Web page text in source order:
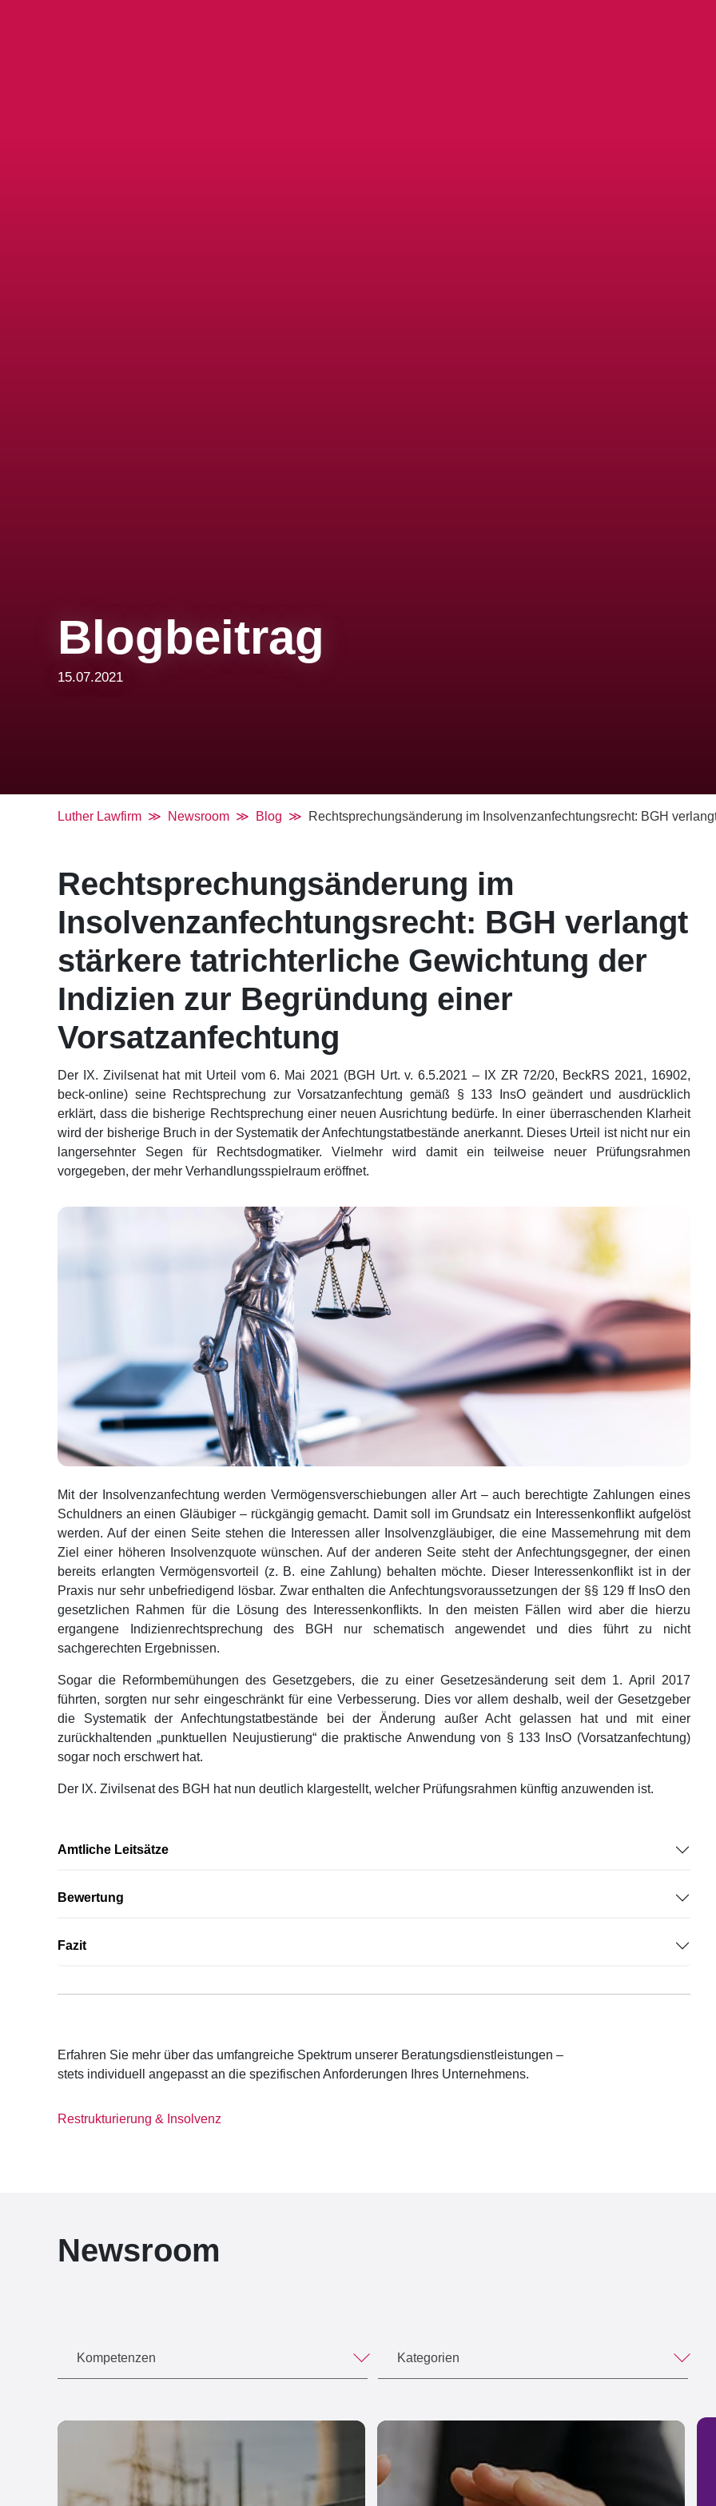
Blogbeitrag
15.07.2021
Luther Lawfirm Newsroom Blog Rechtsprechungsänderung im Insolvenzanfechtungsrecht: BGH
Rechtsprechungsänderung im
Insolvenzanfechtungsrecht: BGH verlangt
stärkere tatrichterliche Gewichtung der
Indizien zur Begründung einer
Vorsatzanfechtung
Der IX. Zivilsenat hat mit Urteil vom 6. Mai 2021 (BGH Urt. v. 6.5.2021 – IX ZR 72/20, BeckRS 2021, 16902,
beck-online) seine Rechtsprechung zur Vorsatzanfechtung gemäß § 133 InsO geändert und ausdrücklich
erklärt, dass die bisherige Rechtsprechung einer neuen Ausrichtung bedürfe. In einer überraschenden Klarheit
wird der bisherige Bruch in der Systematik der Anfechtungstatbestände anerkannt. Dieses Urteil ist nicht nur ein
langersehnter Segen für Rechtsdogmatiker. Vielmehr wird damit ein teilweise neuer Prüfungsrahmen
vorgegeben, der mehr Verhandlungsspielraum eröffnet.
Mit der Insolvenzanfechtung werden Vermögensverschiebungen aller Art – auch berechtigte Zahlungen eines
Schuldners an einen Gläubiger – rückgängig gemacht. Damit soll im Grundsatz ein Interessenkonflikt aufgelöst
werden. Auf der einen Seite stehen die Interessen aller Insolvenzgläubiger, die eine Massemehrung mit dem
Ziel einer höheren Insolvenzquote wünschen. Auf der anderen Seite steht der Anfechtungsgegner, der einen
bereits erlangten Vermögensvorteil (z. B. eine Zahlung) behalten möchte. Dieser Interessenkonflikt ist in der
Praxis nur sehr unbefriedigend lösbar. Zwar enthalten die Anfechtungsvoraussetzungen der §§ 129 ff InsO den
gesetzlichen Rahmen für die Lösung des Interessenkonflikts. In den meisten Fällen wird aber die hierzu
ergangene Indizienrechtsprechung des BGH nur schematisch angewendet und dies führt zu nicht
sachgerechten Ergebnissen.
Sogar die Reformbemühungen des Gesetzgebers, die zu einer Gesetzesänderung seit dem 1. April 2017
führten, sorgten nur sehr eingeschränkt für eine Verbesserung. Dies vor allem deshalb, weil der Gesetzgeber
die Systematik der Anfechtungstatbestände bei der Änderung außer Acht gelassen hat und mit einer
zurückhaltenden „punktuellen Neujustierung“ die praktische Anwendung von § 133 InsO (Vorsatzanfechtung)
sogar noch erschwert hat.
Der IX. Zivilsenat des BGH hat nun deutlich klargestellt, welcher Prüfungsrahmen künftig anzuwenden ist.
Amtliche Leitsätze
Bewertung
Fazit
Erfahren Sie mehr über das umfangreiche Spektrum unserer Beratungsdienstleistungen –
stets individuell angepasst an die spezifischen Anforderungen Ihres Unternehmens.
Restrukturierung & Insolvenz
Newsroom
Kompetenzen Kategorien